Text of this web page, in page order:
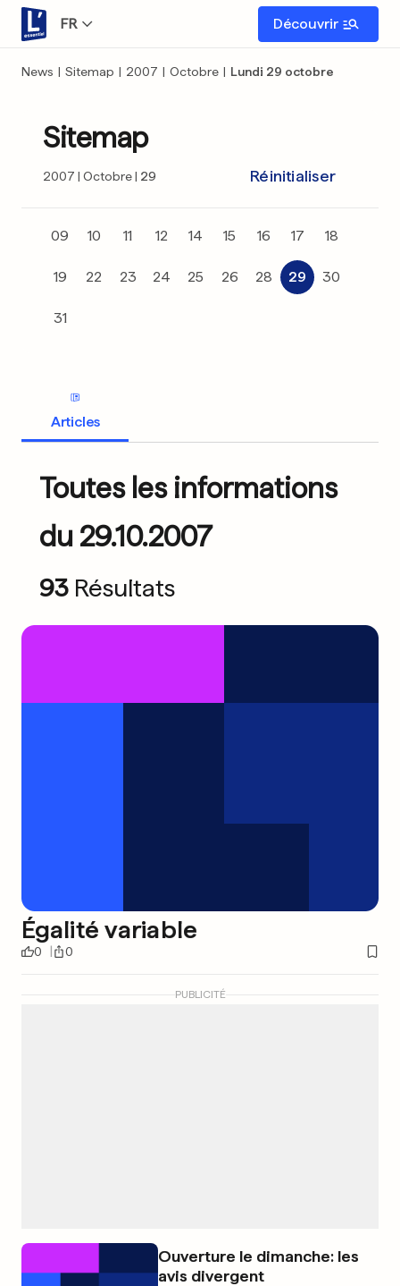
FR Découvrir
News | Sitemap | 2007 | Octobre | Lundi 29 octobre
Sitemap
2007 Octobre 29 Réinitialiser
09 10 11 12 14 15 16 17 18
19 22 23 24 25 26 28 29 30
31
Articles
Toutes les informations
du 29.10.2007
93 Résultats
Égalité variable
0 0
Ouverture le dimanche: les
avis divergent
PUBLICITÉ